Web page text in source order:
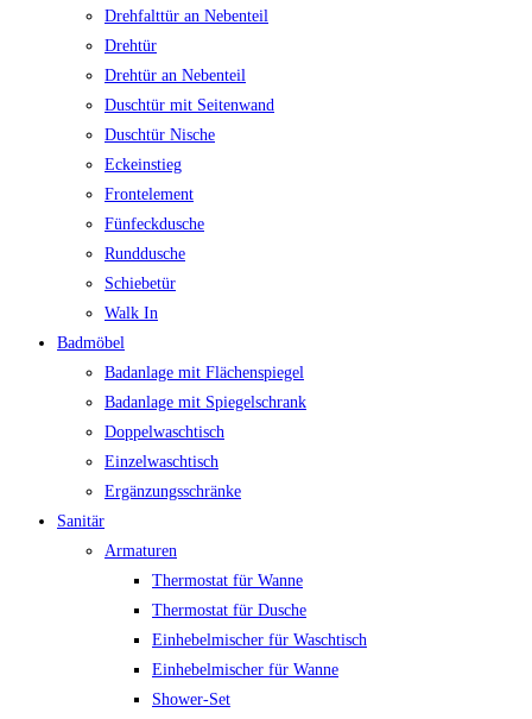
Drehfalttür an Nebenteil
Drehtür
Drehtür an Nebenteil
Duschtür mit Seitenwand
Duschtür Nische
Eckeinstieg
Frontelement
Fünfeckdusche
Runddusche
Schiebetür
Walk In
Badmöbel
Badanlage mit Flächenspiegel
Badanlage mit Spiegelschrank
Doppelwaschtisch
Einzelwaschtisch
Ergänzungsschränke
Sanitär
Armaturen
Thermostat für Wanne
Thermostat für Dusche
Einhebelmischer für Waschtisch
Einhebelmischer für Wanne
Shower-Set